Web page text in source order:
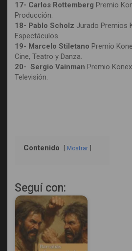
17- Carlos Rottemberg Premio
Producción.
18- Pablo Scholz Jurado Premios
Espectáculos.
19- Marcelo Stiletano Premio
Cine, Teatro y Danza.
20- Sergio Vainman Premio
Televisión.
Contenido Mostrar
Seguí con: